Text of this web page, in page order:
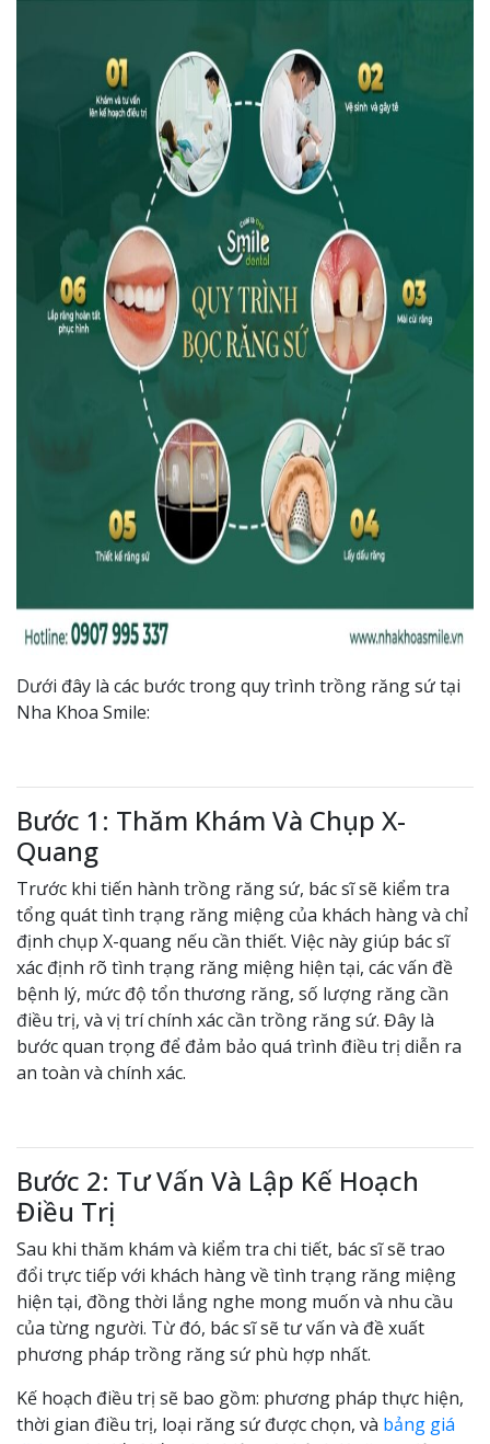
Dưới đây là các bước trong quy trình trồng răng sứ tại
Nha Khoa Smile:
Bước 1: Thăm Khám Và Chụp X-
Quang
Trước khi tiến hành trồng răng sứ, bác sĩ sẽ kiểm tra
tổng quát tình trạng răng miệng của khách hàng và chỉ
định chụp X-quang nếu cần thiết. Việc này giúp bác sĩ
xác định rõ tình trạng răng miệng hiện tại, các vấn đề
bệnh lý, mức độ tổn thương răng, số lượng răng cần
điều trị, và vị trí chính xác cần trồng răng sứ. Đây là
bước quan trọng để đảm bảo quá trình điều trị diễn ra
an toàn và chính xác.
Bước 2: Tư Vấn Và Lập Kế Hoạch
Điều Trị
Sau khi thăm khám và kiểm tra chi tiết, bác sĩ sẽ trao
đổi trực tiếp với khách hàng về tình trạng răng miệng
hiện tại, đồng thời lắng nghe mong muốn và nhu cầu
của từng người. Từ đó, bác sĩ sẽ tư vấn và đề xuất
phương pháp trồng răng sứ phù hợp nhất.
Kế hoạch điều trị sẽ bao gồm: phương pháp thực hiện,
thời gian điều trị, loại răng sứ được chọn, và bảng giá